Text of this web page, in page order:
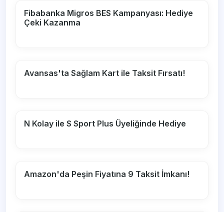
Fibabanka Migros BES Kampanyası: Hediye
Çeki Kazanma
Avansas'ta Sağlam Kart ile Taksit Fırsatı!
N Kolay ile S Sport Plus Üyeliğinde Hediye
Amazon'da Peşin Fiyatına 9 Taksit İmkanı!